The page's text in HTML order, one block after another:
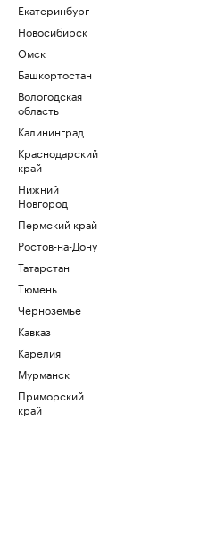
Екатеринбург
Новосибирск
Омск
Башкортостан
Вологодская
область
Калининград
Краснодарский
край
Нижний
Новгород
Пермский край
Ростов-на-Дону
Татарстан
Тюмень
Черноземье
Кавказ
Карелия
Мурманск
Приморский
край